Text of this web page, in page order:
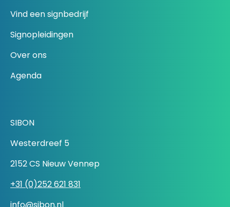
Vind een signbedrijf
Signopleidingen
Over ons
Agenda
SIBON
Westerdreef 5
2152 CS Nieuw Vennep
+31 (0)252 621 831